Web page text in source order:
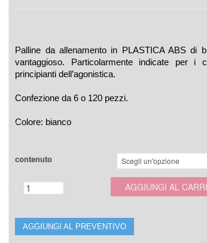
Palline da allenamento in PLASTICA ABS di
vantaggioso. Particolarmente indicate per i
principianti dell’agonistica.
Confezione da 6 o 120 pezzi.
Colore: bianco
contenuto
AGGIUNGI AL
AGGIUNGI AL PREVENTIVO